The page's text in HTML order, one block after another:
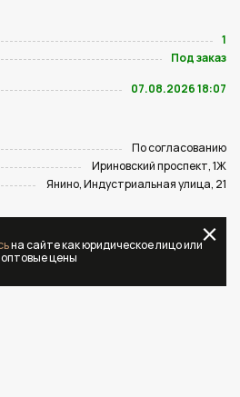
1
Под заказ
07.08.2026 18:07
По согласованию
Ириновский проспект, 1Ж
Янино, Индустриальная улица, 21
на сайте как юридическое лицо или
цены